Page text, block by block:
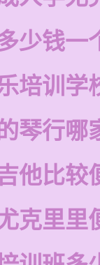
少钱一
培训学
琴行哪
他比较
克里里